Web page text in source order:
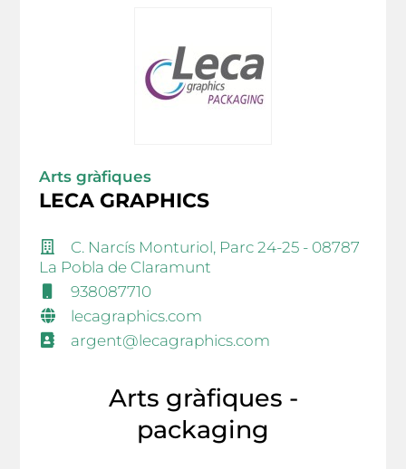
Arts gràfiques
LECA GRAPHICS
C. Narcís Monturiol, Parc 24-25 - 08787
La Pobla de Claramunt
938087710
lecagraphics.com
argent@lecagraphics.com
Arts gràfiques -
packaging